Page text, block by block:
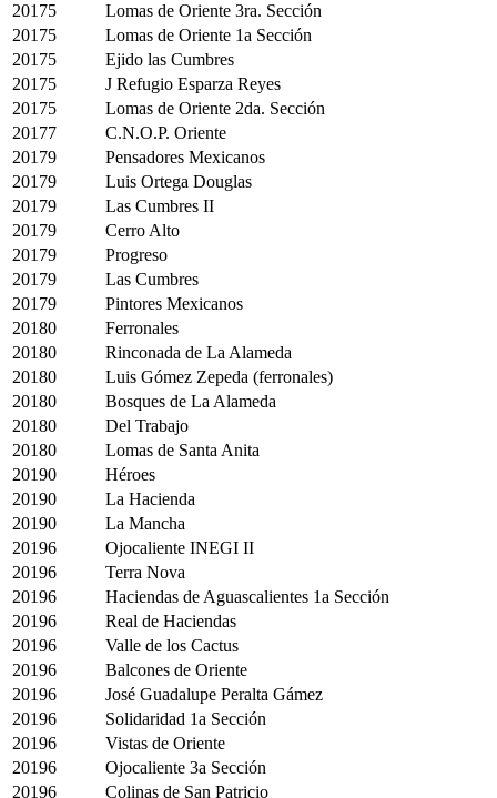
20175
Lomas de Oriente 3ra. Sección
20175
Lomas de Oriente 1a Sección
20175
Ejido las Cumbres
20175
J Refugio Esparza Reyes
20175
Lomas de Oriente 2da. Sección
20177
C.N.O.P. Oriente
20179
Pensadores Mexicanos
20179
Luis Ortega Douglas
20179
Las Cumbres II
20179
Cerro Alto
20179
Progreso
20179
Las Cumbres
20179
Pintores Mexicanos
20180
Ferronales
20180
Rinconada de La Alameda
20180
Luis Gómez Zepeda (ferronales)
20180
Bosques de La Alameda
20180
Del Trabajo
20180
Lomas de Santa Anita
20190
Héroes
20190
La Hacienda
20190
La Mancha
20196
Ojocaliente INEGI II
20196
Terra Nova
20196
Haciendas de Aguascalientes 1a Sección
20196
Real de Haciendas
20196
Valle de los Cactus
20196
Balcones de Oriente
20196
José Guadalupe Peralta Gámez
20196
Solidaridad 1a Sección
20196
Vistas de Oriente
20196
Ojocaliente 3a Sección
20196
Colinas de San Patricio